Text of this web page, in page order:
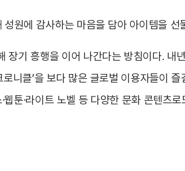
원에 감사하는 마음을 담아 아이템을
기 흥행을 이어 나간다는 방침이다. 내
니클’을 보다 많은 글로벌 이용자들이
툰·라이트 노벨 등 다양한 문화 콘텐츠